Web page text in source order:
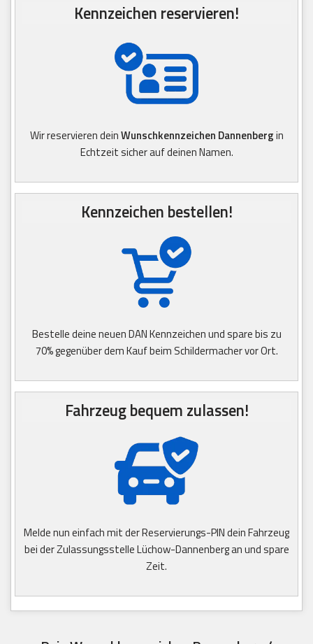
Kennzeichen reservieren!
Wir reservieren deinWunschkennzeichen Dannenbergin
Echtzeit sicher auf deinen Namen.
Kennzeichen bestellen!
Bestelle deine neuen DAN Kennzeichen und spare bis zu
70% gegenüber dem Kauf beim Schildermacher vor Ort.
Fahrzeug bequem zulassen!
Melde nun einfach mit der Reservierungs-PIN dein Fahrzeug
bei der Zulassungsstelle Lüchow-Dannenberg an und spare
Zeit.